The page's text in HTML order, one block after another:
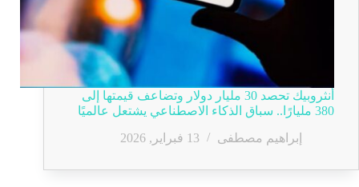
أنثروبيك تحصد 30 مليار دولار وتضاعف قيمتها إلى
380 مليارًا.. سباق الذكاء الاصطناعي يشتعل عالميًا
إبراهيم مصطفى
13 فبراير, 2026